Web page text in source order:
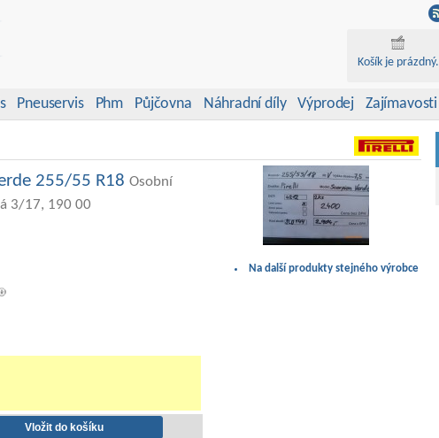
Košík je prázdný.
Pneuservis Phm Půjčovna Náhradní díly Výprodej Zajímavosti
Na další produkty stejného výrobce
255/55 R18 Osobní
3/17, 190 00